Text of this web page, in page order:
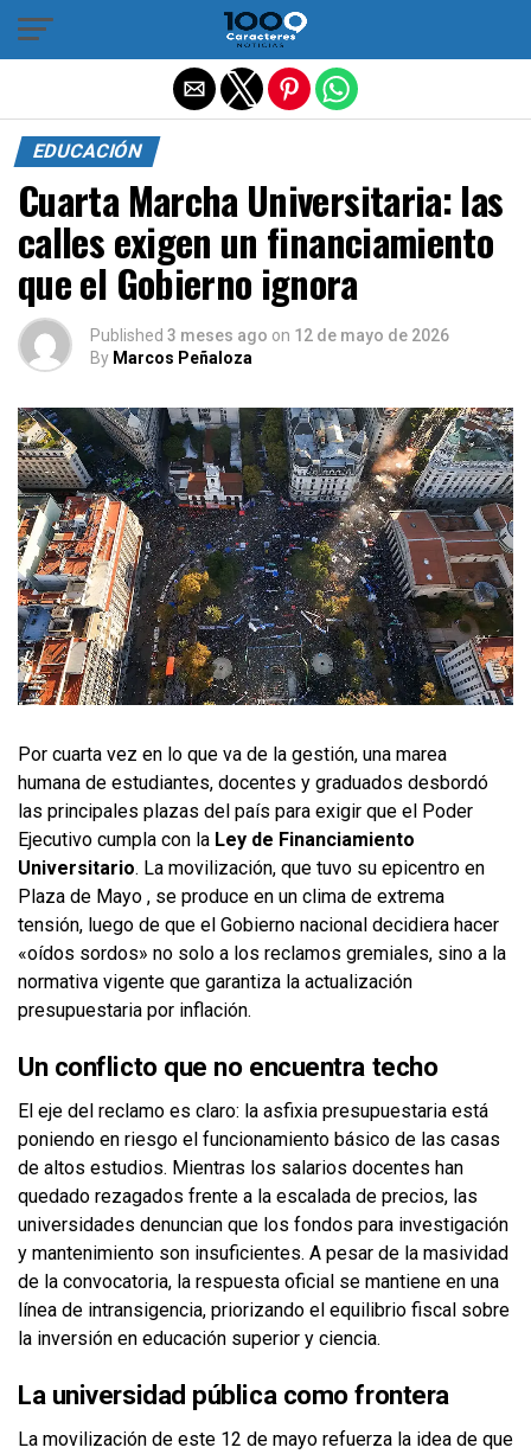
EDUCACIÓN
Cuarta Marcha Universitaria: las
calles exigen un financiamiento
que el Gobierno ignora
Published 3 meses ago on 12 de mayo de 2026
By Marcos Peñaloza
Por cuarta vez en lo que va de la gestión, una marea
humana de estudiantes, docentes y graduados desbordó
las principales plazas del país para exigir que el Poder
Ejecutivo cumpla con la Ley de Financiamiento
Universitario. La movilización, que tuvo su epicentro en
Plaza de Mayo , se produce en un clima de extrema
tensión, luego de que el Gobierno nacional decidiera hacer
«oídos sordos» no solo a los reclamos gremiales, sino a la
normativa vigente que garantiza la actualización
presupuestaria por inflación.
Un conflicto que no encuentra techo
El eje del reclamo es claro: la asfixia presupuestaria está
poniendo en riesgo el funcionamiento básico de las casas
de altos estudios. Mientras los salarios docentes han
quedado rezagados frente a la escalada de precios, las
universidades denuncian que los fondos para investigación
y mantenimiento son insuficientes. A pesar de la masividad
de la convocatoria, la respuesta oficial se mantiene en una
línea de intransigencia, priorizando el equilibrio fiscal sobre
la inversión en educación superior y ciencia.
La universidad pública como frontera
La movilización de este 12 de mayo refuerza la idea de que
Salir de la versión móvil